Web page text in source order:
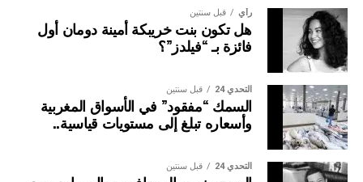
رأي قبل سنتين
هل تكون بنت خريبكة أمينة دومان أول
فائزة بـ “فيلدز”؟
التحدي 24 قبل سنتين
السمك “مفقود” في الأسواق المغربية
وأسعاره تبلغ إلى مستويات قياسية..
التحدي 24 قبل سنتين